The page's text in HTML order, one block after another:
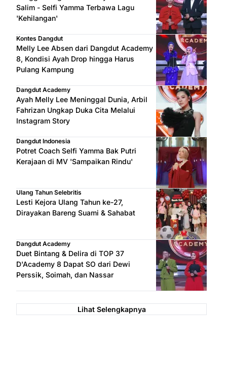
Salim - Selfi Yamma Terbawa Lagu
'Kehilangan'
Kontes Dangdut
Melly Lee Absen dari Dangdut Academy
8, Kondisi Ayah Drop hingga Harus
Pulang Kampung
Dangdut Academy
Ayah Melly Lee Meninggal Dunia, Arbil
Fahrizan Ungkap Duka Cita Melalui
Instagram Story
Dangdut Indonesia
Potret Coach Selfi Yamma Bak Putri
Kerajaan di MV 'Sampaikan Rindu'
Ulang Tahun Selebritis
Lesti Kejora Ulang Tahun ke-27,
Dirayakan Bareng Suami & Sahabat
Dangdut Academy
Duet Bintang & Delira di TOP 37
D'Academy 8 Dapat SO dari Dewi
Perssik, Soimah, dan Nassar
Lihat Selengkapnya